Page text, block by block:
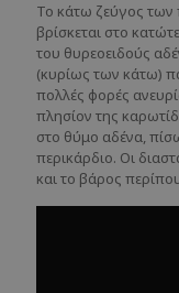
Το κάτω ζεύγος
βρίσκεται στο
του θυρεοειδούς
(κυρίως των κάτω)
πολλές φορές
πλησίον της
στο θύμο αδένα,
περικάρδιο. Οι
και το βάρος